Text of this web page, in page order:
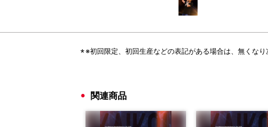
※初回限定、初回生産などの表記がある場合は、無くな
関連商品